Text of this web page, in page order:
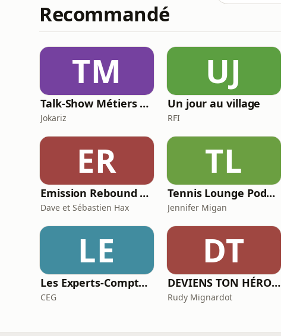
Recommandé
TM
Talk-Show Métiers de rêve
Jokariz
UJ
Un jour au village
RFI
ER
Emission Rebound Edition- Les origines de la musique électronique- Le laboratoire Sonore
Dave et Sébastien Hax
TL
Tennis Lounge Podcast 🇬🇧/🇫🇷: Mental Performance, Insiders Interviews, The Stories that Shape(d) the Game
Jennifer Migan
LE
Les Experts-Comptables de demain !
CEG
DT
DEVIENS TON HÉROS | Podcast entrepreneuriat, prise de parole et vidéo
Rudy Mignardot